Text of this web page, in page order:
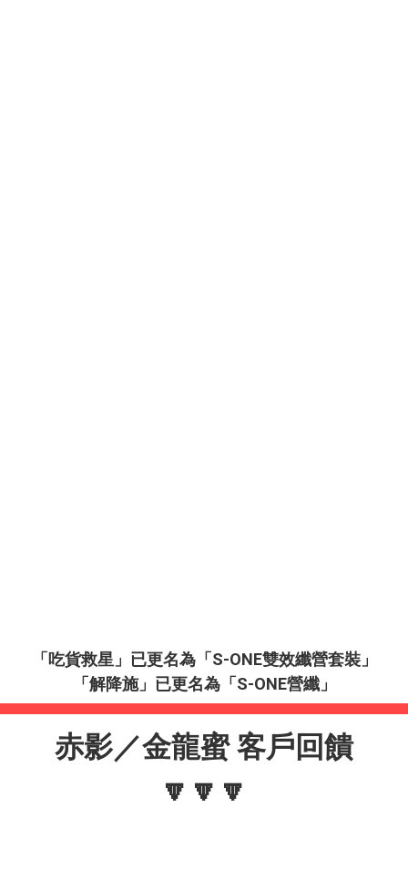
「吃貨救星」已更名為「S-ONE雙效纖營套裝」
「解降施」已更名為「S-ONE營纖」
赤影／金龍蜜 客戶回饋
🔽🔽🔽